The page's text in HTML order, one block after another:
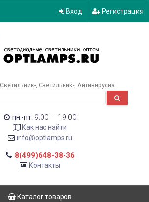
Вход Регистрация
Светильник- Светильник- Антивирусна
пн.-пт. 9:00 – 19:00
Как нас найти
info@optlamps.ru
8(499)648-38-36
Контакты
Каталог товаров